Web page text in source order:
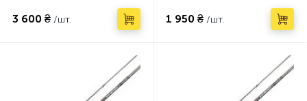
3 600 ₴ /шт. 1 950 ₴ /шт.